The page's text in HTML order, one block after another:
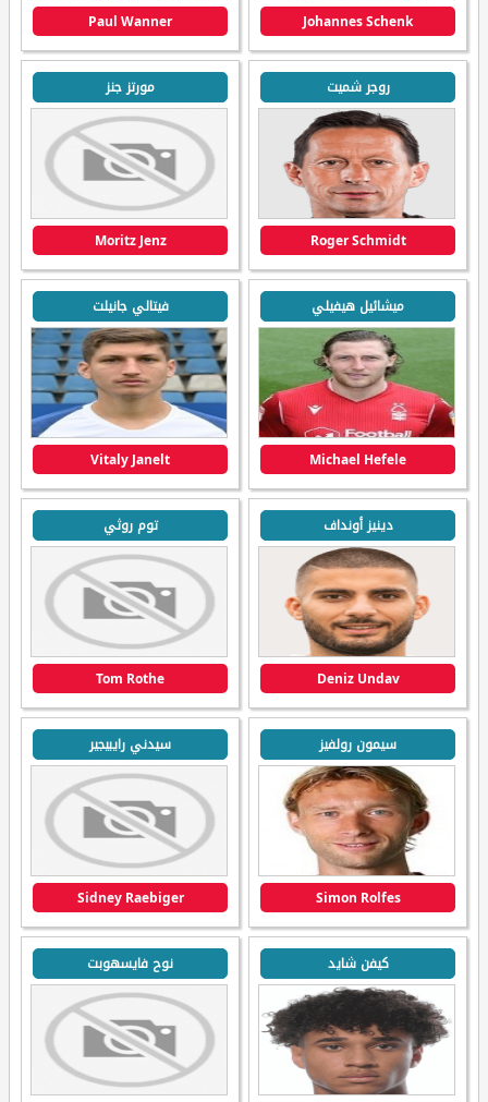
Johannes Schenk
Paul Wanner
روجر شميت
Roger Schmidt
مورتز جنز
Moritz Jenz
ميشائيل هيفيلي
Michael Hefele
فيتالي جانيلت
Vitaly Janelt
دينيز أونداف
Deniz Undav
توم روثي
Tom Rothe
سيمون رولفيز
Simon Rolfes
سيدني رايبيجير
Sidney Raebiger
كيفن شايد نوح فايسهوبت